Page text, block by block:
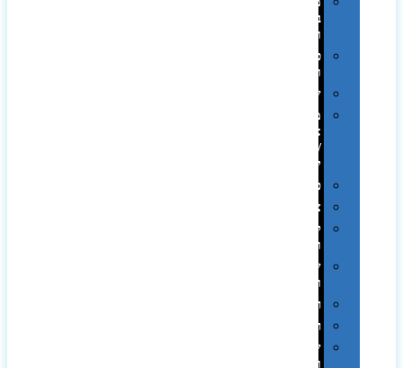
בפחית
וקופות
כוסות
ובקבוקים
שילובים
מתנות
אקולוגיות
ירוקות
פרימיום
צידניות
קמפינג
ושטח
שלוקרים
ומידניות
רטרו
רכב
שעונים
ומסגרות